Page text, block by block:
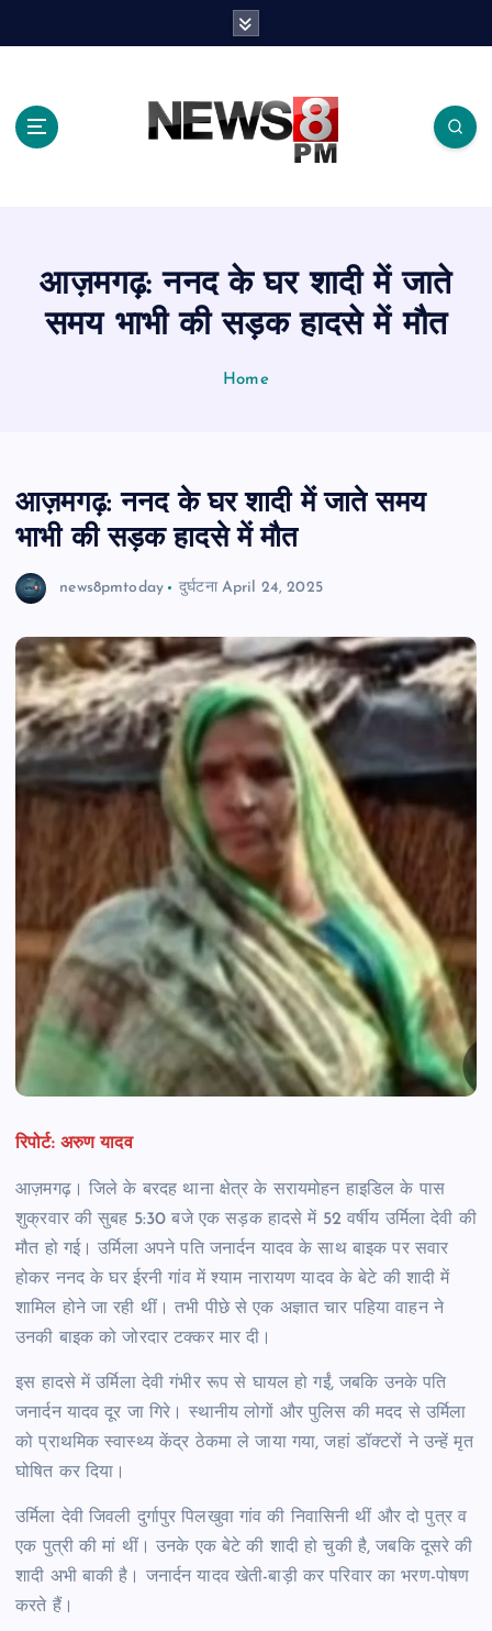
आज़मगढ़: ननद के घर शादी में जाते
समय भाभी की सड़क हादसे में मौत
Home
आज़मगढ़: ननद के घर शादी में जाते समय
भाभी की सड़क हादसे में मौत
news8pmtoday दुर्घटना April 24, 2025
रिपोर्ट: अरुण यादव
आज़मगढ़। जिले के बरदह थाना क्षेत्र के सरायमोहन हाइडिल के पास
शुक्रवार की सुबह 5:30 बजे एक सड़क हादसे में 52 वर्षीय उर्मिला देवी की
मौत हो गई। उर्मिला अपने पति जनार्दन यादव के साथ बाइक पर सवार
होकर ननद के घर ईरनी गांव में श्याम नारायण यादव के बेटे की शादी में
शामिल होने जा रही थीं। तभी पीछे से एक अज्ञात चार पहिया वाहन ने
उनकी बाइक को जोरदार टक्कर मार दी।
इस हादसे में उर्मिला देवी गंभीर रूप से घायल हो गईं, जबकि उनके पति
जनार्दन यादव दूर जा गिरे। स्थानीय लोगों और पुलिस की मदद से उर्मिला
को प्राथमिक स्वास्थ्य केंद्र ठेकमा ले जाया गया, जहां डॉक्टरों ने उन्हें मृत
घोषित कर दिया।
उर्मिला देवी जिवली दुर्गापुर पिलखुवा गांव की निवासिनी थीं और दो पुत्र व
एक पुत्री की मां थीं। उनके एक बेटे की शादी हो चुकी है, जबकि दूसरे की
शादी अभी बाकी है। जनार्दन यादव खेती-बाड़ी कर परिवार का भरण-पोषण
करते हैं।